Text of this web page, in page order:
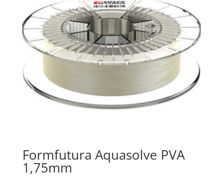
Formfutura Aquasolve PVA
1,75mm